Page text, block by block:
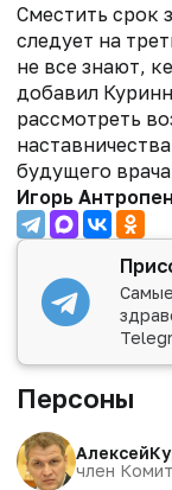
Сместить срок
следует на
не все знают,
добавил
рассмотреть
будущего
Игорь
Персоны
Алексей
член